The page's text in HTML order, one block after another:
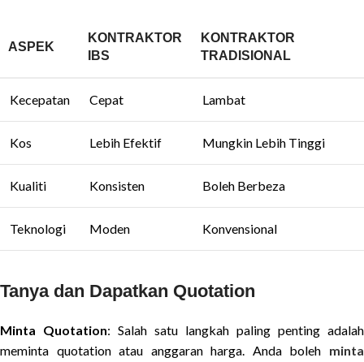
ASPEK
KONTRAKTOR
IBS
KONTRAKTOR
TRADISIONAL
Kecepatan Cepat Lambat
Kos Lebih Efektif Mungkin Lebih Tinggi
Kualiti Konsisten Boleh Berbeza
Teknologi Moden Konvensional
Tanya dan Dapatkan Quotation
Minta Quotation: Salah satu langkah paling penting adalah
meminta quotation atau anggaran harga. Anda boleh minta